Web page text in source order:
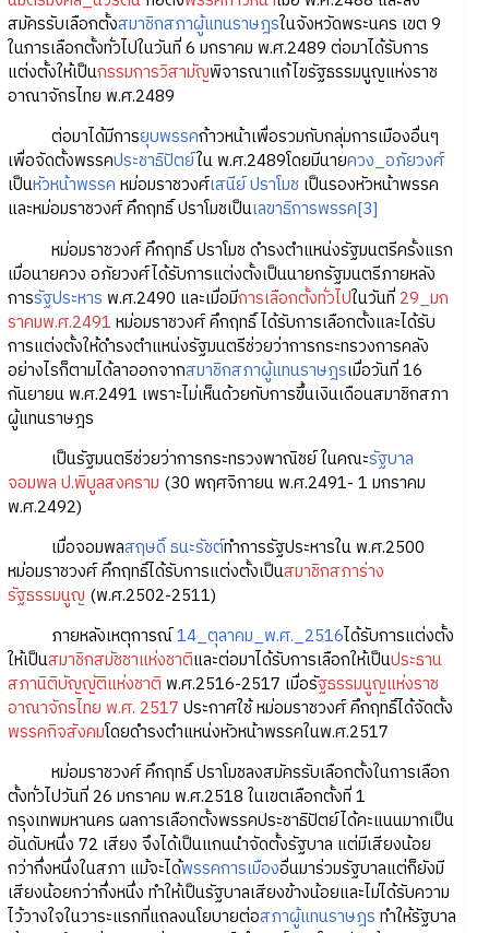
สมัครรับเลือกตั้งสมาชิกสภาผู้แทนราษฎรในจังหวัดพระนคร เขต 9
ในการเลือกตั้งทั่วไปในวันที่ 6 มกราคม พ.ศ.2489 ต่อมาได้รับการ
แต่งตั้งให้เป็นกรรมการวิสามัญพิจารณาแก้ไขรัฐธรรมนูญแห่งราช
อาณาจักรไทย พ.ศ.2489
ต่อมาได้มีการยุบพรรคก้าวหน้าเพื่อรวมกับกลุ่มการเมืองอื่นๆ
เพื่อจัดตั้งพรรคประชาธิปัตย์ใน พ.ศ.2489โดยมีนายควง_อภัยวงศ์
เป็นหัวหน้าพรรค หม่อมราชวงศ์เสนีย์ ปราโมช เป็นรองหัวหน้าพรรค
และหม่อมราชวงศ์ คึกฤทธิ์ ปราโมชเป็นเลขาธิการพรรค[3]
หม่อมราชวงศ์ คึกฤทธิ์ ปราโมช ดำรงตำแหน่งรัฐมนตรีครั้งแรก
เมื่อนายควง อภัยวงศ์ได้รับการแต่งตั้งเป็นนายกรัฐมนตรีภายหลัง
การรัฐประหาร พ.ศ.2490 และเมื่อมีการเลือกตั้งทั่วไปในวันที่ 29_มก
ราคมพ.ศ.2491 หม่อมราชวงศ์ คึกฤทธิ์ ได้รับการเลือกตั้งและได้รับ
การแต่งตั้งให้ดำรงตำแหน่งรัฐมนตรีช่วยว่าการกระทรวงการคลัง
อย่างไรก็ตามได้ลาออกจากสมาชิกสภาผู้แทนราษฎรเมื่อวันที่ 16
กันยายน พ.ศ.2491 เพราะไม่เห็นด้วยกับการขึ้นเงินเดือนสมาชิกสภา
ผู้แทนราษฎร
เป็นรัฐมนตรีช่วยว่าการกระทรวงพาณิชย์ ในคณะรัฐบาล
จอมพล ป.พิบูลสงคราม (30 พฤศจิกายน พ.ศ.2491- 1 มกราคม
พ.ศ.2492)
เมื่อจอมพลสฤษดิ์ ธนะรัชต์ทำการรัฐประหารใน พ.ศ.2500
หม่อมราชวงศ์ คึกฤทธิ์ได้รับการแต่งตั้งเป็นสมาชิกสภาร่าง
รัฐธรรมนูญ (พ.ศ.2502-2511)
ภายหลังเหตุการณ์14_ตุลาคม_พ.ศ._2516ได้รับการแต่งตั้ง
ให้เป็นสมาชิกสมัชชาแห่งชาติและต่อมาได้รับการเลือกให้เป็นประธาน
สภานิติบัญญัติแห่งชาติ พ.ศ.2516-2517 เมื่อรัฐธรรมนูญแห่งราช
อาณาจักรไทย พ.ศ. 2517 ประกาศใช้ หม่อมราชวงศ์ คึกฤทธิ์ได้จัดตั้ง
พรรคกิจสังคมโดยดำรงตำแหน่งหัวหน้าพรรคในพ.ศ.2517
หม่อมราชวงศ์ คึกฤทธิ์ ปราโมชลงสมัครรับเลือกตั้งในการเลือก
ตั้งทั่วไปวันที่ 26 มกราคม พ.ศ.2518 ในเขตเลือกตั้งที่ 1
กรุงเทพมหานคร ผลการเลือกตั้งพรรคประชาธิปัตย์ได้คะแนนมากเป็น
อันดับหนึ่ง 72 เสียง จึงได้เป็นแกนนำจัดตั้งรัฐบาล แต่มีเสียงน้อย
กว่ากึ่งหนึ่งในสภา แม้จะได้พรรคการเมืองอื่นมาร่วมรัฐบาลแต่ก็ยังมี
เสียงน้อยกว่ากึ่งหนึ่ง ทำให้เป็นรัฐบาลเสียงข้างน้อยและไม่ได้รับความ
ไว้วางใจในวาระแรกที่แถลงนโยบายต่อสภาผู้แทนราษฎร ทำให้รัฐบาล